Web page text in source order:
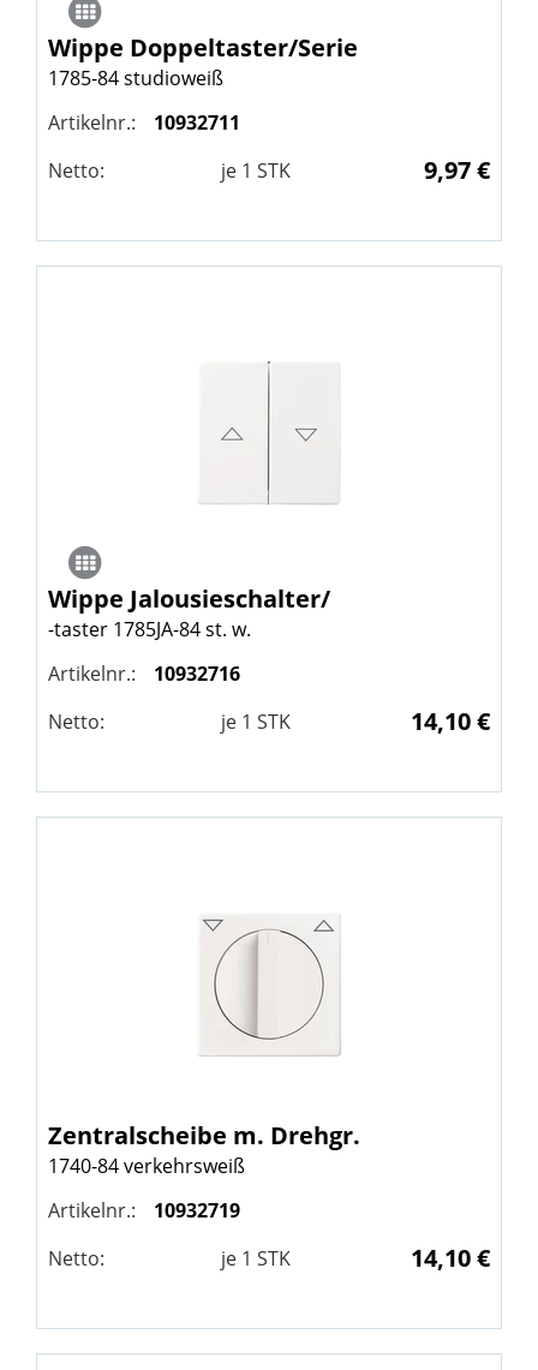
Wippe Doppeltaster/Serie
1785-84 studioweiß
Artikelnr.:
10932711
Netto:
je 1 STK 9,97 €
Wippe Jalousieschalter/
-taster 1785JA-84 st. w.
Artikelnr.:
10932716
Netto:
je 1 STK 14,10 €
Zentralscheibe m. Drehgr.
1740-84 verkehrsweiß
Artikelnr.:
10932719
Netto:
je 1 STK 14,10 €